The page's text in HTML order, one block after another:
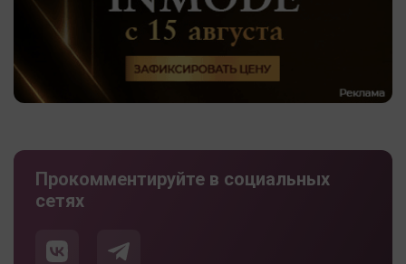
Прокомментируйте в социальных
сетях